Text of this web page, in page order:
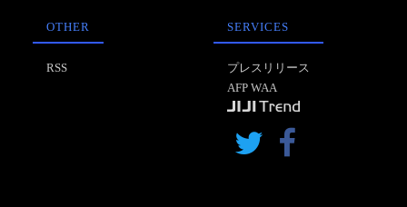
OTHER
RSS
SERVICES
プレスリリース
AFP WAA